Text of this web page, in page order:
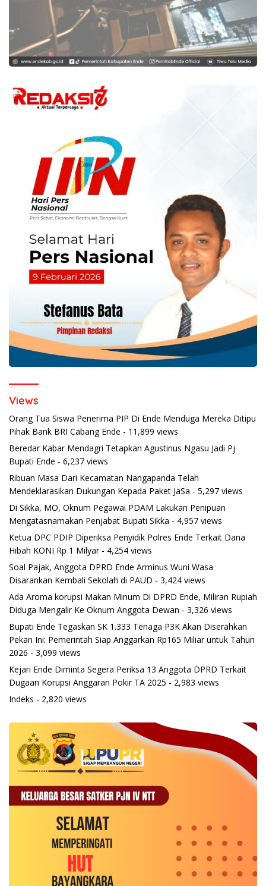
Views
Orang Tua Siswa Penerima PIP Di Ende Menduga Mereka Ditipu
Pihak Bank BRI Cabang Ende - 11,899 views
Beredar Kabar Mendagri Tetapkan Agustinus Ngasu Jadi Pj
Bupati Ende - 6,237 views
Ribuan Masa Dari Kecamatan Nangapanda Telah
Mendeklarasikan Dukungan Kepada Paket JaSa - 5,297 views
Di Sikka, MO, Oknum Pegawai PDAM Lakukan Penipuan
Mengatasnamakan Penjabat Bupati Sikka - 4,957 views
Ketua DPC PDIP Diperiksa Penyidik Polres Ende Terkait Dana
Hibah KONI Rp 1 Milyar- 4,254 views
Soal Pajak, Anggota DPRD Ende Arminus Wuni Wasa
Disarankan Kembali Sekolah di PAUD - 3,424 views
Ada Aroma korupsi Makan Minum Di DPRD Ende, Miliran Rupiah
Diduga Mengalir Ke Oknum Anggota Dewan - 3,326 views
Bupati Ende Tegaskan SK 1.333 Tenaga P3K Akan Diserahkan
Pekan Ini: Pemerintah Siap Anggarkan Rp165 Miliar untuk Tahun
2026 - 3,099 views
Kejari Ende Diminta Segera Periksa 13 Anggota DPRD Terkait
Dugaan Korupsi Anggaran Pokir TA 2025 - 2,983 views
Indeks - 2,820 views